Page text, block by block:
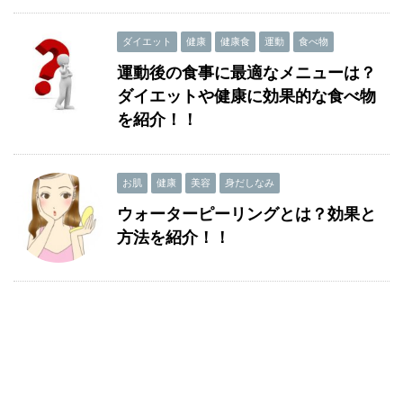
ダイエット 健康 健康食 運動 食べ物
運動後の食事に最適なメニューは？
ダイエットや健康に効果的な食べ物
を紹介！！
お肌 健康 美容 身だしなみ
ウォーターピーリングとは？効果と
方法を紹介！！